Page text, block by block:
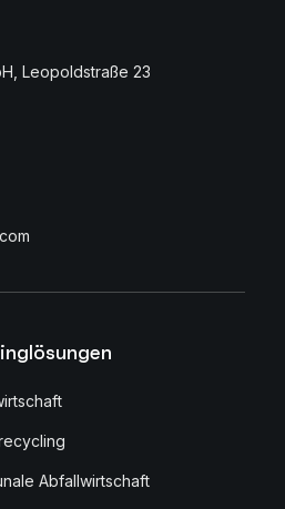
Leopoldstraße 23
Abfallwirtschaft